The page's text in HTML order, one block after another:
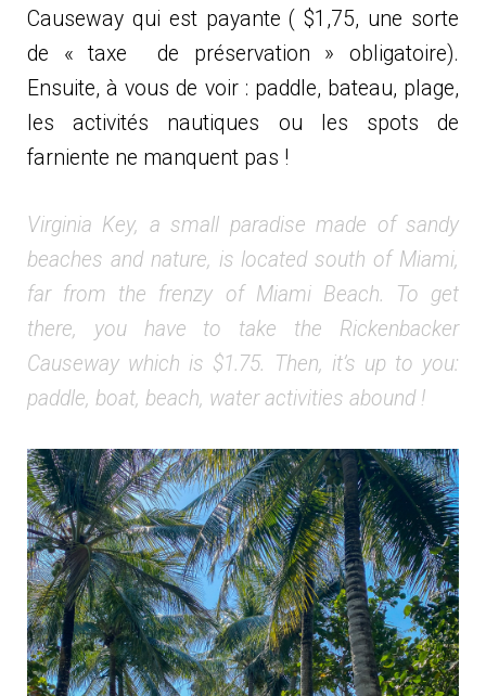
Causeway qui est payante ( $1,75, une sorte
de « taxe de préservation » obligatoire).
Ensuite, à vous de voir : paddle, bateau, plage,
les activités nautiques ou les spots de
farniente ne manquent pas !
Virginia Key, a small paradise made of sandy
beaches and nature, is located south of Miami,
far from the frenzy of Miami Beach. To get
there, you have to take the Rickenbacker
Causeway which is $1.75. Then, it’s up to you:
paddle, boat, beach, water activities abound !